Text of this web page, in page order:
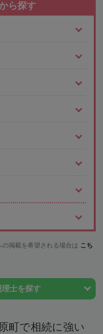
ら探す
の掲載を希望される場合は こち
理士を探す
町で相続に強い